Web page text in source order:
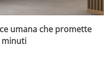
umana che promette
minuti